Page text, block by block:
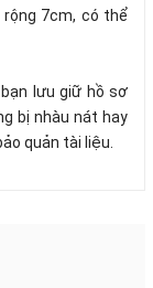
rộng 7cm, có thể
lưu giữ hồ sơ
bị nhàu nát hay
quản tài liệu.